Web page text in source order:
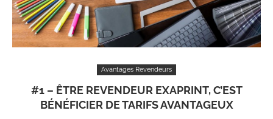
Avantages Revendeurs
#1 – ÊTRE REVENDEUR EXAPRINT, C’EST
BÉNÉFICIER DE TARIFS AVANTAGEUX